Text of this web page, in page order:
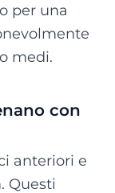
per una
medi.
con
anteriori e
Questi